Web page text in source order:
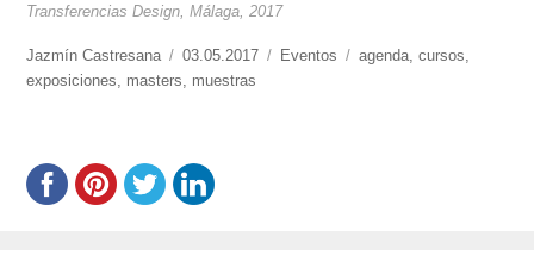
Transferencias Design, Málaga, 2017
https://www.experimenta.es/author/jazmin-
castresana/
Jazmín Castresana
Publicado
el
03.05.2017 Categorías
Eventos Etiquetas
agenda ,cursos
exposiciones
masters muestras